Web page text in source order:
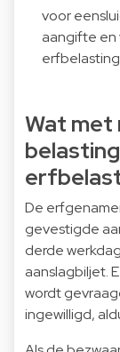
voor
aangifte en
Wat met
De
gevestigde
derde
aanslagbiljet.
wordt
ingewilligd,